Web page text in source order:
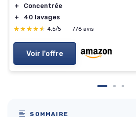
＋
Concentrée
＋
40 lavages
★★★★★
★★★★★ 4,5/5 — 776 avis
Voir l'offre
SOMMAIRE